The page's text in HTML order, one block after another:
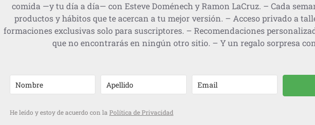
comida —y tu día a día— con Esteve Doménech y Ramon LaCruz. – Cada
productos y hábitos que te acercan a tu mejor versión. – Acceso privado a
formaciones exclusivas solo para suscriptores. – Recomendaciones
que no encontrarás en ningún otro sitio. – Y un regalo sorpresa
He leído y estoy de acuerdo con la Política de Privacidad